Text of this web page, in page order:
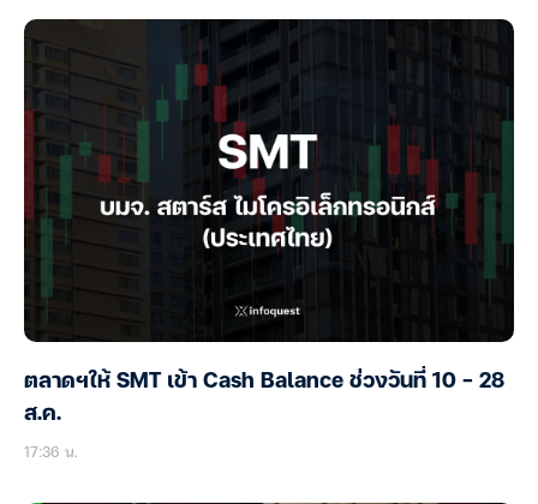
ตลาดฯให้ SMT เข้า Cash Balance ช่วงวันที่ 10 – 28
ส.ค.
17:36 น.